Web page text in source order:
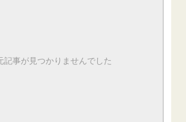
記事が見つかりませんでした